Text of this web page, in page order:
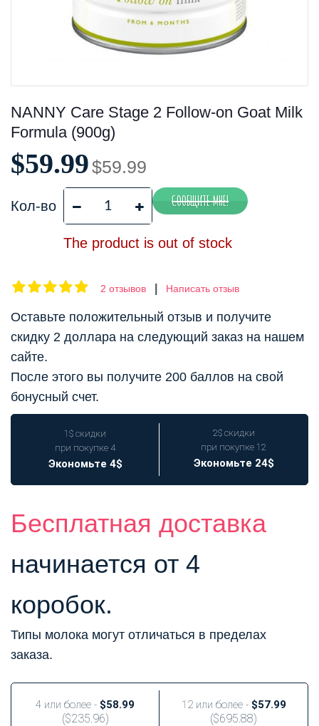
NANNY Care Stage 2 Follow-on Goat Milk
Formula (900g)
$59.99$59.99
Кол-во
The product is out of stock
2 отзывов Написать отзыв
Оставьте положительный отзыв и получите
скидку 2 доллара на следующий заказ на нашем
сайте.
После этого вы получите 200 баллов на свой
бонусный счет.
1$ скидки
при покупке 4
Экономьте 4$
2$ скидки
при покупке 12
Экономьте 24$
Бесплатная доставка
начинается от 4
коробок.
Типы молока могут отличаться в пределах
заказа.
4 или более - $58.99
($235.96)
12 или более - $57.99
($695.88)